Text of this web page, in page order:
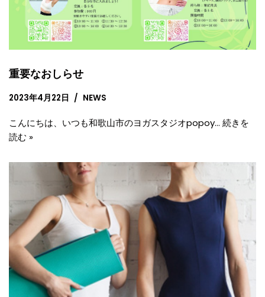
重要なおしらせ
2023年4月22日 NEWS
こんにちは、いつも和歌山市のヨガスタジオpopoy… 続きを
読む »